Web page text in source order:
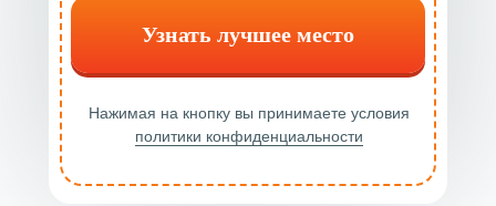
Узнать лучшее место
Нажимая на кнопку вы принимаете условия
политики конфиденциальности